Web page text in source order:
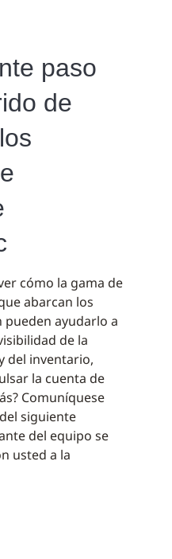
paso
de
cómo la gama de
abarcan los
pueden ayudarlo a
de la
del inventario,
la cuenta de
Comuníquese
siguiente
del equipo se
usted a la